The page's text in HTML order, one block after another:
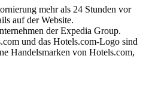
mehr als 24 Stunden vor
auf der Website.
der Expedia Group.
und das Hotels.com-Logo sind
Handelsmarken von Hotels.com,